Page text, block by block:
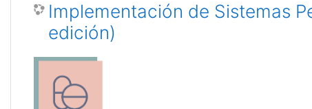
Implementación de Sistemas
edición)